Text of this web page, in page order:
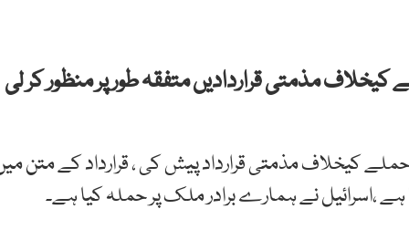
مذمتی قراردادیں متفقہ طور پر منظور کر لی
حملے کیخلاف مذمتی قرارداد پیش کی ، قرارداد کے متن
ہے ،اسرائیل نے ہمارے برادر ملک پر حملہ کیا ہے۔